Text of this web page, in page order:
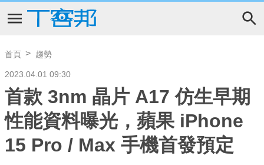
首頁 趨勢
2023.04.01 09:30
首款 3nm 晶片 A17 仿生早期
性能資料曝光，蘋果 iPhone
15 Pro / Max 手機首發預定